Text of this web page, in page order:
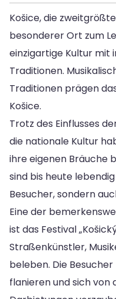
Košice, die
besonderer Ort zum
einzigartige Kultur mit
Traditionen.
Traditionen prägen
Košice.
Trotz des Einflusses
die nationale Kultur
ihre eigenen Bräuche
sind bis heute
Besucher, sondern
Eine der
ist das Festival
Straßenkünstler,
beleben. Die
flanieren und sich von